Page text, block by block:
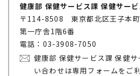
健康部 保健サービス課 保健サー
〒114-8508 東京都北区王子本
第一庁舎1階6番
電話：03-3908-7050
健康部 保健サービス課 保健
い合わせは専用フォームをご